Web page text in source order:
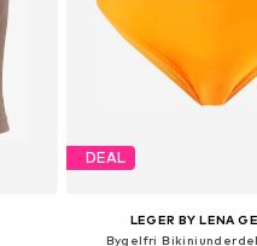
DEAL
LEGER BY LENA
Bygelfri